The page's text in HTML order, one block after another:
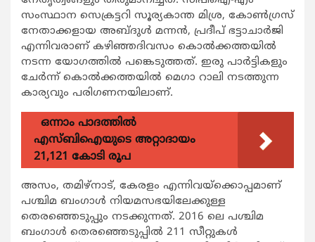
സംസ്ഥാന സെക്രട്ടറി സൂര്യകാന്ത മിശ്ര, കോണ്‍ഗ്രസ്
നേതാക്കളായ അബ്ദുള്‍ മന്നന്‍, പ്രദീപ് ഭട്ടാചാര്‍ജി
എന്നിവരാണ് കഴിഞ്ഞദിവസം കൊല്‍ക്കത്തയില്‍
നടന്ന യോഗത്തില്‍ പങ്കെടുത്തത്. ഇരു പാര്‍ട്ടികളും
ചേര്‍ന്ന് കൊല്‍ക്കത്തയില്‍ മെഗാ റാലി നടത്തുന്ന
കാര്യവും പരിഗണനയിലാണ്.
ഒന്നാം പാദത്തിൽ
എസ്ബിഐയുടെ അറ്റാദായം
21,121 കോടി രൂപ
അസം, തമിഴ്നാട്, കേരളം എന്നിവയ്ക്കൊപ്പമാണ്
പശ്ചിമ ബംഗാള്‍ നിയമസഭയിലേക്കുള്ള
തെരഞ്ഞെടുപ്പും നടക്കുന്നത്. 2016 ലെ പശ്ചിമ
ബംഗാള്‍ തെരഞ്ഞെടുപ്പില്‍ 211 സീറ്റുകള്‍